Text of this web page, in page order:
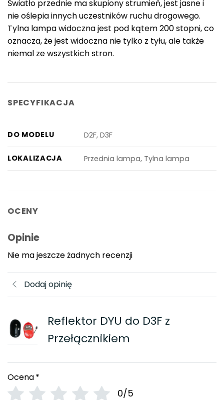
Światło przednie ma skupiony strumień, jest jasne i
nie oślepia innych uczestników ruchu drogowego.
Tylna lampa widoczna jest pod kątem 200 stopni, co
oznacza, że jest widoczna nie tylko z tyłu, ale także
niemal ze wszystkich stron.
SPECYFIKACJA
DO MODELU D2F, D3F
LOKALIZACJA Przednia lampa, Tylna lampa
OCENY
Opinie
Nie ma jeszcze żadnych recenzji
Dodaj opinię
Reflektor DYU do D3F z
Przełącznikiem
Ocena*
0/5